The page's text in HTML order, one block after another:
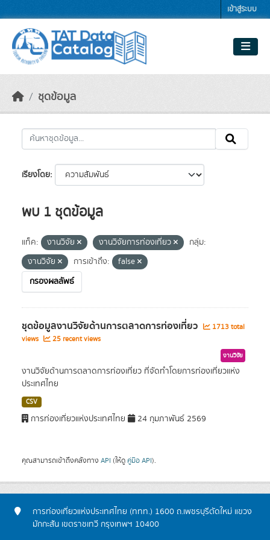
เข้าสู่ระบบ
ชุดข้อมูล
เรียงโดย
พบ 1 ชุดข้อมูล
แท็ค: งานวิจัย งานวิจัยการท่องเที่ยว
กลุ่ม:
งานวิจัย
การเข้าถึง:
false
กรองผลลัพธ์
ชุดข้อมูลงานวิจัยด้านการตลาดการท่องเที่ยว
1713 total
views
25 recent views
งานวิจัย
งานวิจัยด้านการตลาดการท่องเที่ยว ที่จัดทำโดยการท่องเที่ยวแห่ง
ประเทศไทย
CSV
การท่องเที่ยวแห่งประเทศไทย 24 กุมภาพันธ์ 2569
คุณสามารถเข้าถึงคลังทาง API (ให้ดู คู่มือ API).
การท่องเที่ยวแห่งประเทศไทย (ททท.) 1600 ถ.เพชรบุรีตัดใหม่ แขวง
มักกะสัน เขตราชเทวี กรุงเทพฯ 10400